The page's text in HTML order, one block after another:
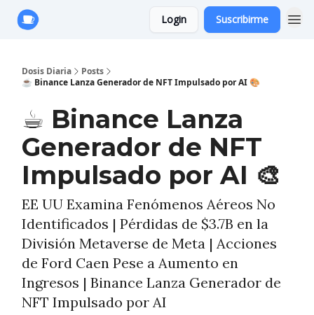
Login Suscribirme
Dosis Diaria
Posts
☕️ Binance Lanza Generador de NFT Impulsado por AI 🎨
☕️ Binance Lanza
Generador de NFT
Impulsado por AI 🎨
EE UU Examina Fenómenos Aéreos No
Identificados | Pérdidas de $3.7B en la
División Metaverse de Meta | Acciones
de Ford Caen Pese a Aumento en
Ingresos | Binance Lanza Generador de
NFT Impulsado por AI